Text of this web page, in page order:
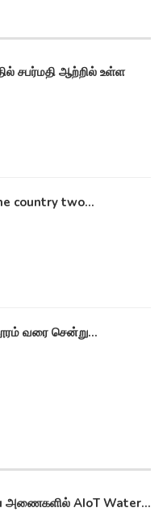
சபர்மதி ஆற்றில் உள்ள
country two...
வரை சென்று...
அணைகளில் AIoT Water...